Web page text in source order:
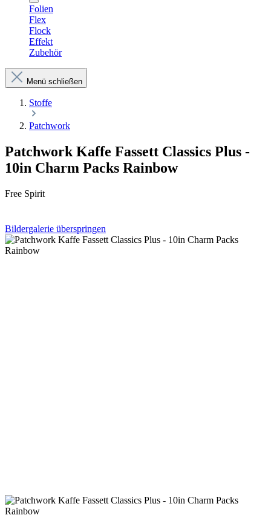
Folien
Flex
Flock
Effekt
Zubehör
Menü schließen
Stoffe
Patchwork
Patchwork Kaffe Fassett Classics Plus -
10in Charm Packs Rainbow
Free Spirit
Bildergalerie überspringen